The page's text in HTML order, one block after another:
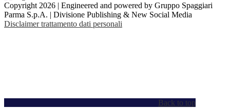
Copyright 2026 | Engineered and powered by Gruppo Spaggiari
Parma S.p.A. | Divisione Publishing & New Social Media
Disclaimer trattamento dati personali
Back to top